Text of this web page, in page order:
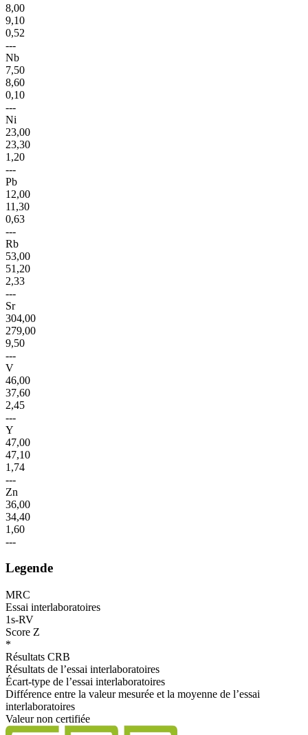
8,00
9,10
0,52
---
Nb
7,50
8,60
0,10
---
Ni
23,00
23,30
1,20
---
Pb
12,00
11,30
0,63
---
Rb
53,00
51,20
2,33
---
Sr
304,00
279,00
9,50
---
V
46,00
37,60
2,45
---
Y
47,00
47,10
1,74
---
Zn
36,00
34,40
1,60
---
Legende
MRC
Essai interlaboratoires
1s-RV
Score Z
*
Résultats CRB
Résultats de l’essai interlaboratoires
Écart-type de l’essai interlaboratoires
Différence entre la valeur mesurée et la moyenne de l’essai
interlaboratoires
Valeur non certifiée